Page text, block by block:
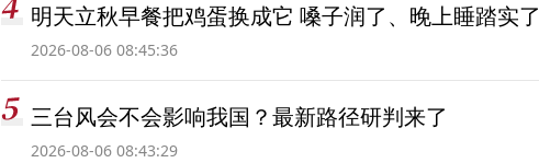
明天立秋早餐把鸡蛋换成它 嗓子润了、晚上睡踏实了
2026-08-06 08:45:36
三台风会不会影响我国？最新路径研判来了
2026-08-06 08:43:29